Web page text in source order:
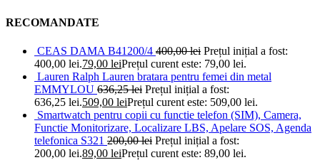
RECOMANDATE
CEAS DAMA B41200/4 400,00lei Prețul inițial a fost:
400,00 lei.79,00 leiPrețul curent este: 79,00 lei.
Lauren Ralph Lauren bratara pentru femei din metal
EMMYLOU 636,25lei Prețul inițial a fost:
636,25 lei.509,00 leiPrețul curent este: 509,00 lei.
Smartwatch pentru copii cu functie telefon (SIM), Camera,
Functie Monitorizare, Localizare LBS, Apelare SOS, Agenda
telefonica S321 200,00lei Prețul inițial a fost:
200,00 lei.89,00 leiPrețul curent este: 89,00 lei.